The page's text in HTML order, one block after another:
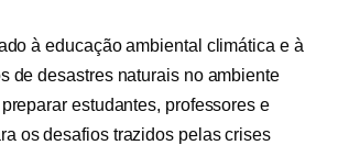
à educação ambiental climática e à
de desastres naturais no ambiente
estudantes, professores e
os desafios trazidos pelas crises